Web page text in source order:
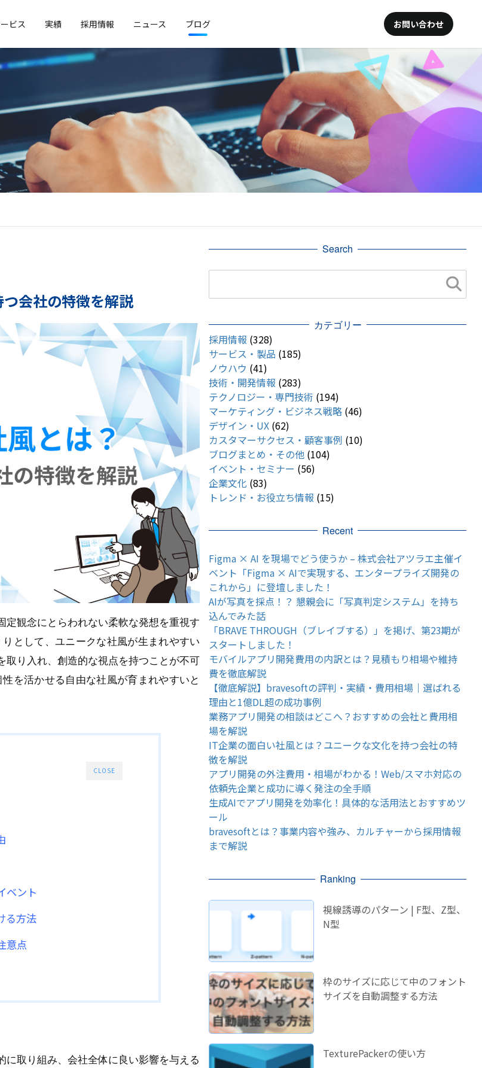
ビス 実績 採用情報 ニュース ブログ お問い合わせ
会社の特徴を解説
観念にとらわれない柔軟な発想を重視す
として、ユニークな社風が生まれやすい
取り入れ、創造的な視点を持つことが不可
を活かせる自由な社風が育まれやすいと
CLOSE
ベント
る方法
意点
取り組み、会社全体に良い影響を与える
Search
カテゴリー
採用情報 (328)
サービス・製品 (185)
ノウハウ (41)
技術・開発情報 (283)
テクノロジー・専門技術 (194)
マーケティング・ビジネス戦略 (46)
デザイン・UX (62)
カスタマーサクセス・顧客事例 (10)
ブログまとめ・その他 (104)
イベント・セミナー (56)
企業文化 (83)
トレンド・お役立ち情報 (15)
Recent
Figma × AI を現場でどう使うか – 株式会社アツラエ主催イ
ベント「Figma × AIで実現する、エンタープライズ開発の
これから」に登壇しました！
AIが写真を採点！？ 懇親会に「写真判定システム」を持ち
込んでみた話
「BRAVE THROUGH（ブレイブする）」を掲げ、第23期が
スタートしました！
モバイルアプリ開発費用の内訳とは？見積もり相場や維持
費を徹底解説
【徹底解説】bravesoftの評判・実績・費用相場｜選ばれる
理由と1億DL超の成功事例
業務アプリ開発の相談はどこへ？おすすめの会社と費用相
場を解説
IT企業の面白い社風とは？ユニークな文化を持つ会社の特
徴を解説
アプリ開発の外注費用・相場がわかる！Web/スマホ対応の
依頼先企業と成功に導く発注の全手順
生成AIでアプリ開発を効率化！具体的な活用法とおすすめツ
ール
bravesoftとは？事業内容や強み、カルチャーから採用情報
まで解説
Ranking
視線誘導のパターン | F型、Z型、
N型
枠のサイズに応じて中のフォント
サイズを自動調整する方法
TexturePackerの使い方